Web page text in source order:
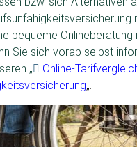
bequeme
Sie sich vorab selbst
„
Online-
„.